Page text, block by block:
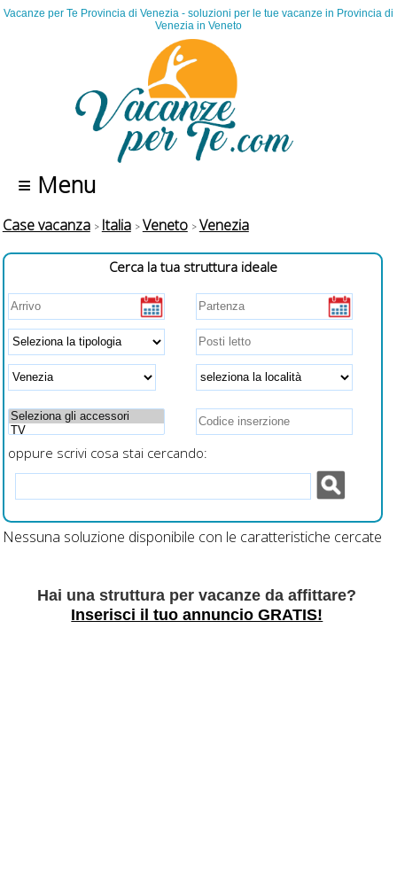
Vacanze per Te Provincia di Venezia - soluzioni per le tue vacanze in Provincia di
Venezia in Veneto
≡ Menu
Case vacanza Italia Veneto Venezia
Cerca la tua struttura ideale
oppure scrivi cosa stai cercando:
Nessuna soluzione disponibile con le caratteristiche cercate
Hai una struttura per vacanze da affittare?
Inserisci il tuo annuncio GRATIS!